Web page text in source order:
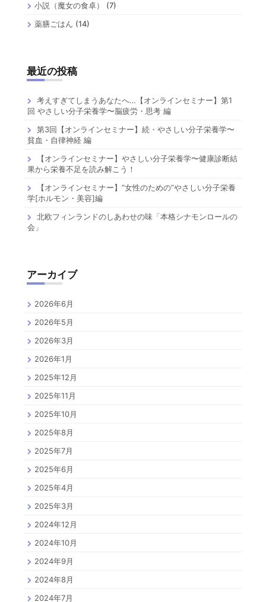
小説（魔女の食卓）
(7)
薬膳ごはん (14)
最近の投稿
考えすぎてしまうあなたへ…【オンラインセミナー】第1
回 やさしい分子栄養学〜脳疲労・思考 編
第3回【オンラインセミナー】続・やさしい分子栄養学〜
貧血・自律神経 編
【オンラインセミナー】やさしい分子栄養学〜健康診断結
果から栄養不足を読み解こう！
【オンラインセミナー】”女性のための”やさしい分子栄養
学[ホルモン・美容]編
北欧フィンランドのしあわせの味「本格シナモンロールの
会」
アーカイブ
2026年6月
2026年5月
2026年3月
2026年1月
2025年12月
2025年11月
2025年10月
2025年8月
2025年7月
2025年6月
2025年4月
2025年3月
2024年12月
2024年10月
2024年9月
2024年8月
2024年7月